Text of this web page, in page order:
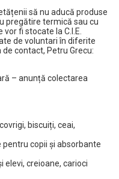
să nu aducă produse
pregătire termică sau cu
fi stocate la C.I.E.
de voluntari în diferite
contact, Petru Grecu:
– anunță colectarea
biscuiți, ceai,
copii și absorbante
elevi, creioane, carioci